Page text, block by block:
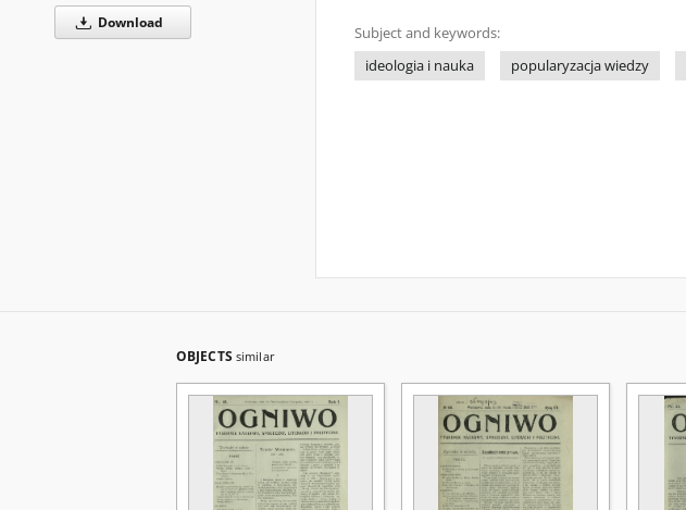
Download
Subject and keywords:
ideologia i nauka
popularyzacja wiedzy
OBJECTS similar